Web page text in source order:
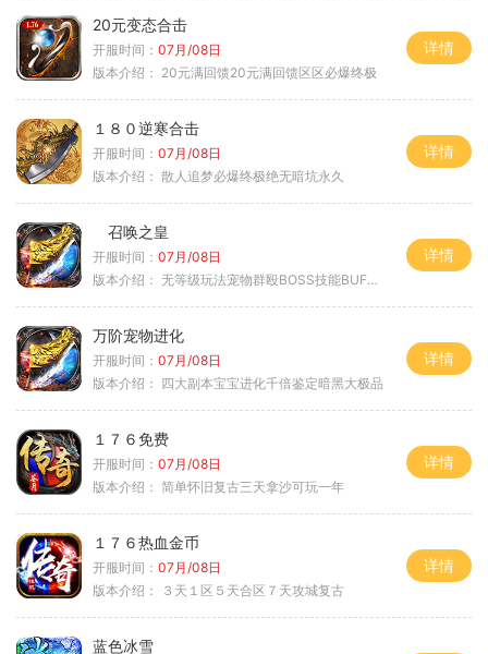
20元变态合击
开服时间： 07月/08日
版本介绍： 20元满回馈20元满回馈区区必爆终极
详情
１８０逆寒合击
开服时间： 07月/08日
版本介绍： 散人追梦必爆终极绝无暗坑永久
详情
召唤之皇
开服时间： 07月/08日
版本介绍： 无等级玩法宠物群殴BOSS技能BUFF铭文B
详情
万阶宠物进化
开服时间： 07月/08日
版本介绍： 四大副本宝宝进化千倍鉴定暗黑大极品
详情
１７６免费
开服时间： 07月/08日
版本介绍： 简单怀旧复古三天拿沙可玩一年
详情
１７６热血金币
开服时间： 07月/08日
版本介绍：
３天１区５天合区７天攻城复古
详情
蓝色冰雪